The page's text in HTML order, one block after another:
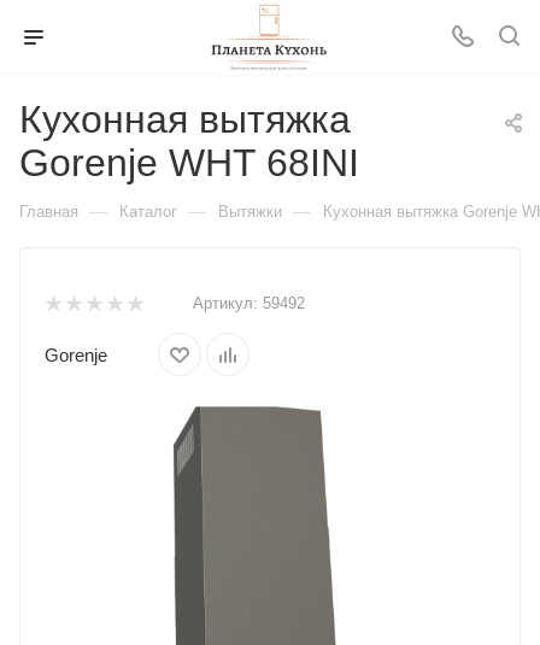
Кухонная вытяжка
Gorenje WHT 68INI
Главная — Каталог — Вытяжки — Кухонная вытяжка Gorenje
Артикул: 59492
Gorenje